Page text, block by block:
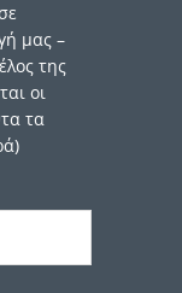
μας –
της
οι
τα